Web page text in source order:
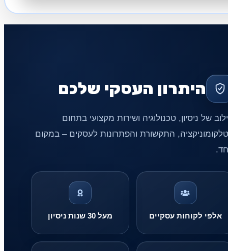
היתרון העסקי שלכם
של ניסיון, טכנולוגיה ושירות מקצועי בתחום
התקשורת והפתרונות לעסקים – במקום
אלפי לקוחות עסקיים מעל 30 שנות ניסיון